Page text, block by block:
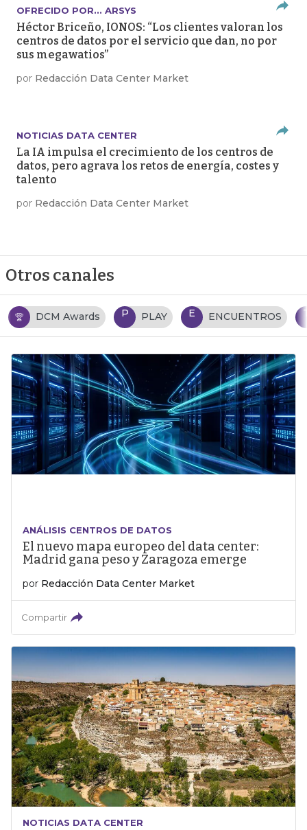
OFRECIDO POR... ARSYS
Héctor Briceño, IONOS: “Los clientes valoran los
centros de datos por el servicio que dan, no por
sus megawatios”
por Redacción Data Center Market
NOTICIAS DATA CENTER
La IA impulsa el crecimiento de los centros de
datos, pero agrava los retos de energía, costes y
talento
por Redacción Data Center Market
Otros canales
P PLAY E ENCUENTROS T TENDENCIAS TI
ANÁLISIS CENTROS DE DATOS
El nuevo mapa europeo del data center:
Madrid gana peso y Zaragoza emerge
por Redacción Data Center Market
Compartir
NOTICIAS DATA CENTER